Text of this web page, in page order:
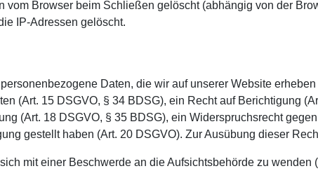
vom Browser beim Schließen gelöscht (abhängig von der
IP-Adressen gelöscht.
Daten, die wir auf unserer Website
(Art. 15 DSGVO, § 34 BDSG), ein Recht auf Berichtigung
(Art. 18 DSGVO, § 35 BDSG), ein Widerspruchsrecht
gestellt haben (Art. 20 DSGVO). Zur Ausübung dieser
mit einer Beschwerde an die Aufsichtsbehörde zu wenden